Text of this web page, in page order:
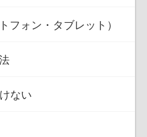
フォン・タブレット）
ない